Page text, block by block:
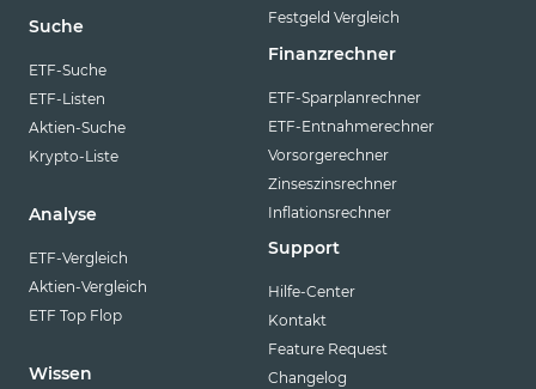
Suche
ETF-Suche
ETF-Listen
Aktien-Suche
Krypto-Liste
Analyse
ETF-Vergleich
Aktien-Vergleich
ETF Top Flop
Wissen
Festgeld Vergleich
Finanzrechner
ETF-Sparplanrechner
ETF-Entnahmerechner
Vorsorgerechner
Zinseszinsrechner
Inflationsrechner
Support
Hilfe-Center
Kontakt
Feature Request
Changelog